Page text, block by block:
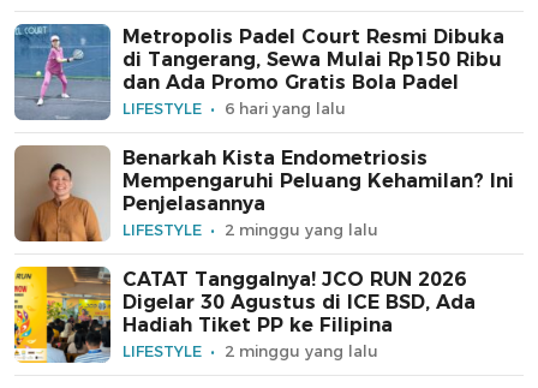
Metropolis Padel Court Resmi Dibuka
di Tangerang, Sewa Mulai Rp150 Ribu
dan Ada Promo Gratis Bola Padel
LIFESTYLE 6 hari yang lalu
Benarkah Kista Endometriosis
Mempengaruhi Peluang Kehamilan? Ini
Penjelasannya
LIFESTYLE 2 minggu yang lalu
CATAT Tanggalnya! JCO RUN 2026
Digelar 30 Agustus di ICE BSD, Ada
Hadiah Tiket PP ke Filipina
LIFESTYLE 2 minggu yang lalu